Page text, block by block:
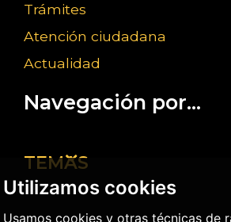
Utilizamos cookies
Usamos cookies y otras técnicas de
Trámites
Atención ciudadana
Actualidad
Navegación por...
TEMAS